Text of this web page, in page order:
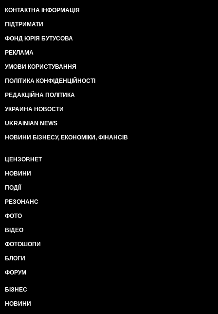
КОНТАКТНА ІНФОРМАЦІЯ
ПІДТРИМАТИ
ФОНД ЮРІЯ БУТУСОВА
РЕКЛАМА
УМОВИ КОРИСТУВАННЯ
ПОЛІТИКА КОНФІДЕНЦІЙНОСТІ
РЕДАКЦІЙНА ПОЛІТИКА
УКРАИНА НОВОСТИ
UKRAINIAN NEWS
НОВИНИ БІЗНЕСУ, ЕКОНОМІКИ, ФІНАНСІВ
ЦЕНЗОР.НЕТ
НОВИНИ
ПОДІЇ
РЕЗОНАНС
ФОТО
ВІДЕО
ФОТОШОПИ
БЛОГИ
ФОРУМ
БІЗНЕС
НОВИНИ